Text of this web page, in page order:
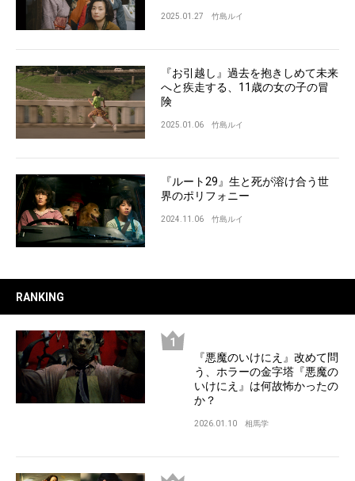
2025.01.27 竹島ルイ
『お引越し』過去を抱きしめて未来
へと疾走する、11歳の女の子の冒
険
2025.01.06 竹島ルイ
『ルート29』生と死が溶け合う世
界のポリフォニー
2024.11.06 竹島ルイ
RANKING
『悪魔のいけにえ』改めて問
う、ホラーの金字塔『悪魔の
いけにえ』は何故怖かったの
か？
2026.01.10 相馬学